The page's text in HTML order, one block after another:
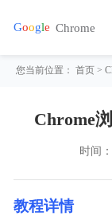
您当前位置：首页 >
Chrome
时间：
教程详情